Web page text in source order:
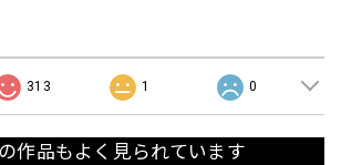
313 1 0
作品もよく見られています